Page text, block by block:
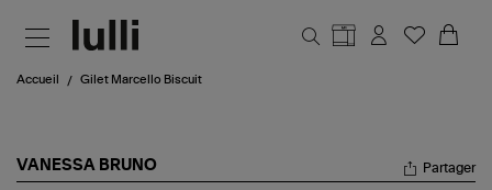
Accueil Gilet Marcello Biscuit
VANESSA BRUNO Partager